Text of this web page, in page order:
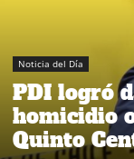
Noticia del Día
PDI logró
homicidio
Quinto